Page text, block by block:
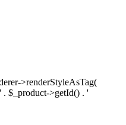
>renderStyleAsTag(
$_product->getId() . '